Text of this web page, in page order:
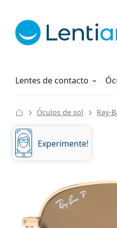
Lentes de contacto
Líquidos
Como fazer um pedido
Óculos de sol Ray-
Experimente!